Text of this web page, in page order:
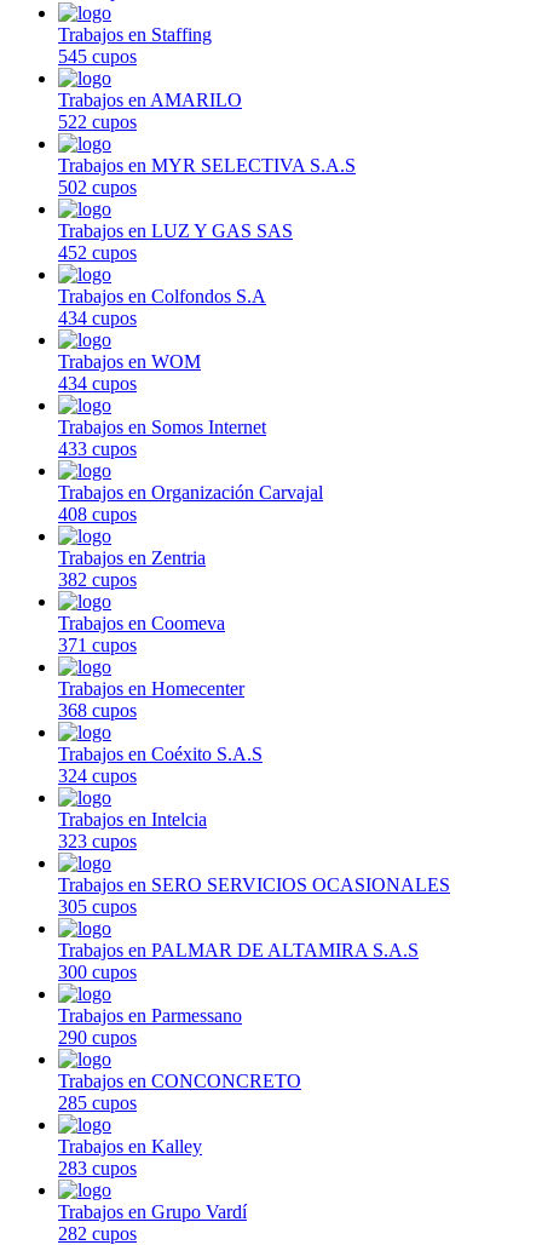
Trabajos en Staffing
545 cupos
Trabajos en AMARILO
522 cupos
Trabajos en MYR SELECTIVA S.A.S
502 cupos
Trabajos en LUZ Y GAS SAS
452 cupos
Trabajos en Colfondos S.A
434 cupos
Trabajos en WOM
434 cupos
Trabajos en Somos Internet
433 cupos
Trabajos en Organización Carvajal
408 cupos
Trabajos en Zentria
382 cupos
Trabajos en Coomeva
371 cupos
Trabajos en Homecenter
368 cupos
Trabajos en Coéxito S.A.S
324 cupos
Trabajos en Intelcia
323 cupos
Trabajos en SERO SERVICIOS OCASIONALES
305 cupos
Trabajos en PALMAR DE ALTAMIRA S.A.S
300 cupos
Trabajos en Parmessano
290 cupos
Trabajos en CONCONCRETO
285 cupos
Trabajos en Kalley
283 cupos
Trabajos en Grupo Vardí
282 cupos